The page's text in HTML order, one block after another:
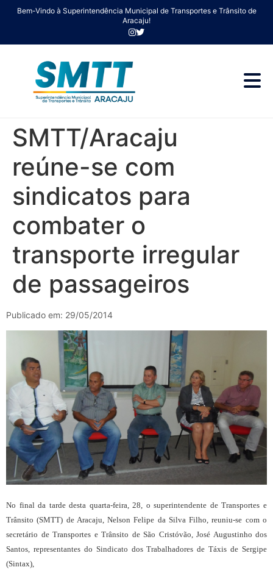
Bem-Vindo à Superintendência Municipal de Transportes e Trânsito de
Aracaju!
SMTT/Aracaju
reúne-se com
sindicatos para
combater o
transporte irregular
de passageiros
Publicado em: 29/05/2014
No final da tarde desta quarta-feira, 28, o superintendente de Transportes e
Trânsito (SMTT) de Aracaju, Nelson Felipe da Silva Filho, reuniu-se com o
secretário de Transportes e Trânsito de São Cristóvão, José Augustinho dos
Santos, representantes do Sindicato dos Trabalhadores de Táxis de Sergipe
(Sintax),